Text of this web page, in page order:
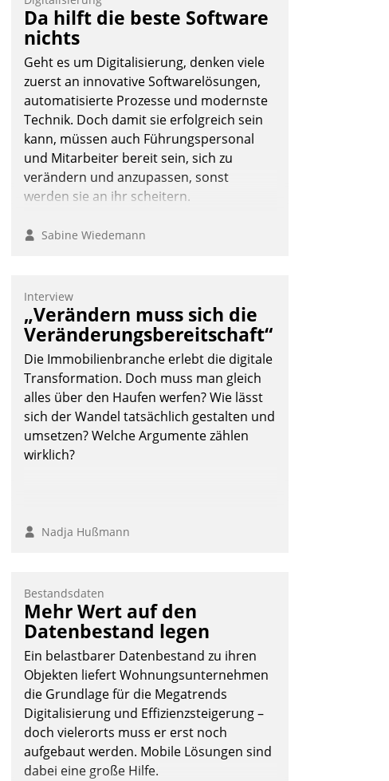
Da hilft die beste Software
nichts
Geht es um Digitalisierung, denken viele
zuerst an innovative Softwarelösungen,
automatisierte Prozesse und modernste
Technik. Doch damit sie erfolgreich sein
kann, müssen auch Führungspersonal
und Mitarbeiter bereit sein, sich zu
verändern und anzupassen, sonst
werden sie an ihr scheitern.
Sabine Wiedemann
Interview
„Verändern muss sich die
Veränderungsbereitschaft“
Die Immobilienbranche erlebt die digitale
Transformation. Doch muss man gleich
alles über den Haufen werfen? Wie lässt
sich der Wandel tatsächlich gestalten und
umsetzen? Welche Argumente zählen
wirklich?
Nadja Hußmann
Bestandsdaten
Mehr Wert auf den
Datenbestand legen
Ein belastbarer Datenbestand zu ihren
Objekten liefert Wohnungsunternehmen
die Grundlage für die Megatrends
Digitalisierung und Effizienzsteigerung –
doch vielerorts muss er erst noch
aufgebaut werden. Mobile Lösungen sind
dabei eine große Hilfe.